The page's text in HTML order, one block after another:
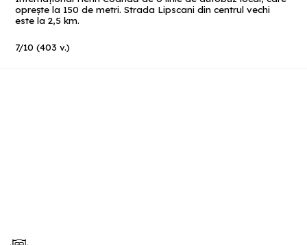
opreşte la 150 de metri. Strada Lipscani din centrul vechi
este la 2,5 km.
7/10 (403 v.)